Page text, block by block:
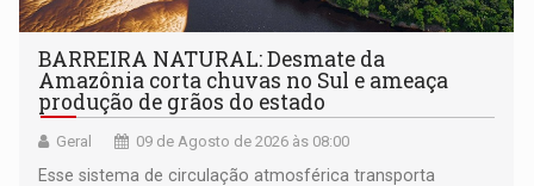
BARREIRA NATURAL: Desmate da
Amazônia corta chuvas no Sul e ameaça
produção de grãos do estado
Geral 09 de Agosto de 2026 às 08:00
Esse sistema de circulação atmosférica transporta